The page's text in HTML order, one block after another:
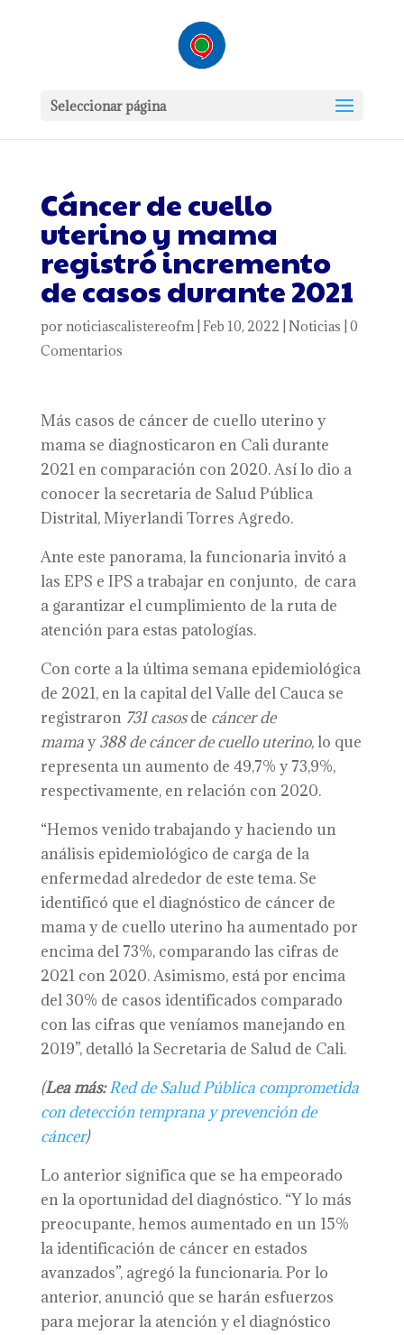
Seleccionar página
Cáncer de cuello
uterino y mama
registró incremento
de casos durante 2021
por noticiascalistereofm| Feb 10, 2022 Noticias 0
Comentarios
Más casos de cáncer de cuello uterino y
mama se diagnosticaron en Cali durante
2021 en comparación con 2020. Así lo dio a
conocer la secretaria de Salud Pública
Distrital, Miyerlandi Torres Agredo.
Ante este panorama, la funcionaria invitó a
las EPS e IPS a trabajar en conjunto, de cara
a garantizar el cumplimiento de la ruta de
atención para estas patologías.
Con corte a la última semana epidemiológica
de 2021, en la capital del Valle del Cauca se
registraron731 casosde cáncer de
mamay388 de cáncer de cuello uterino, lo que
representa un aumento de 49,7% y 73,9%,
respectivamente, en relación con 2020.
“Hemos venido trabajando y haciendo un
análisis epidemiológico de carga de la
enfermedad alrededor de este tema. Se
identificó que el diagnóstico de cáncer de
mama y de cuello uterino ha aumentado por
encima del 73%, comparando las cifras de
2021 con 2020. Asimismo, está por encima
del 30% de casos identificados comparado
con las cifras que veníamos manejando en
2019”, detalló la Secretaria de Salud de Cali.
(Lea más:Red de Salud Pública comprometida
con detección temprana y prevención de
cáncer)
Lo anterior significa que se ha empeorado
en la oportunidad del diagnóstico. “Y lo más
preocupante, hemos aumentado en un 15%
la identificación de cáncer en estados
avanzados”, agregó la funcionaria. Por lo
anterior, anunció que se harán esfuerzos
para mejorar la atención y el diagnóstico